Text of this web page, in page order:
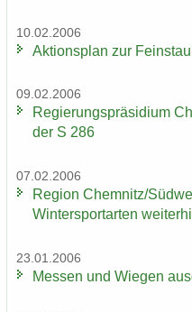
10.02.2006
Ak­ti­ons­plan zur
09.02.2006
Re­gie­rungs­prä­si­di­um
der S 286
07.02.2006
Re­gi­on Chem­nitz/
Win­ter­sport­ar­ten
23.01.2006
Mes­sen und Wie­gen